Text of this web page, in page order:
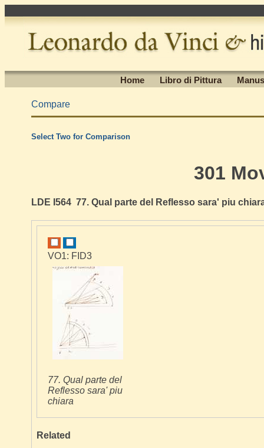
Home Libro di Pittura
Compare
Select Two for Comparison
301
LDE I564 77. Qual parte del Reflesso sara' piu
VO1: FID3
77. Qual parte del
Reflesso sara' piu
chiara
Related